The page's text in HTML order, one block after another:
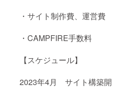
・サイト制作費、運営費
・CAMPFIRE手数料
【スケジュール】
2023年4月 サイト構築開